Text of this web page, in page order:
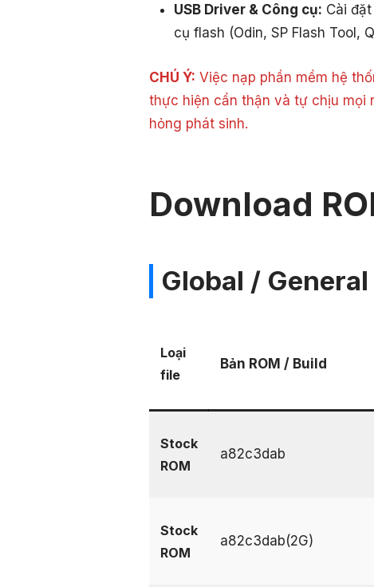
USB Driver & Công cụ: Cài
cụ flash (Odin, SP Flash Tool,
CHÚ Ý: Việc nạp phần mềm hệ
thực hiện cẩn thận và tự chịu mọi
hỏng phát sinh.
Download
Global / General
Loại
file
Bản ROM / Build
Stock
ROM
a82c3dab
Stock
ROM
a82c3dab(2G)